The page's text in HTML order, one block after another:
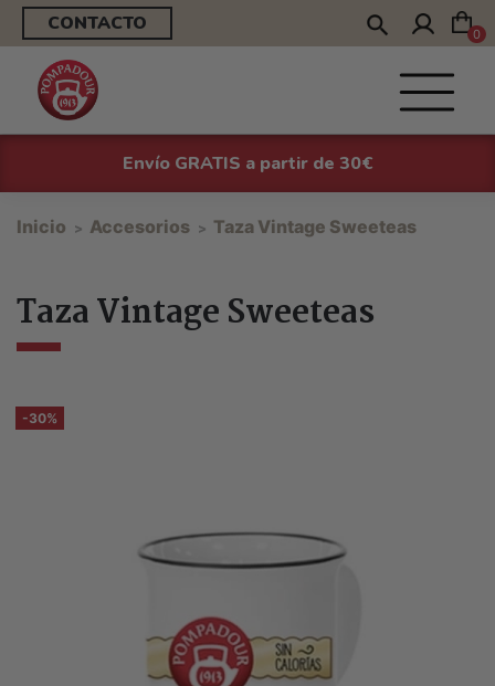
CONTACTO 0
Envío GRATIS a partir de 30€
Inicio Accesorios Taza Vintage Sweeteas
Taza Vintage Sweeteas
-30%